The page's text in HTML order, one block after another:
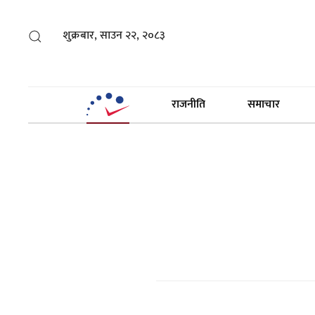
शुक्रबार, साउन २२, २०८३
राजनीति समाचार